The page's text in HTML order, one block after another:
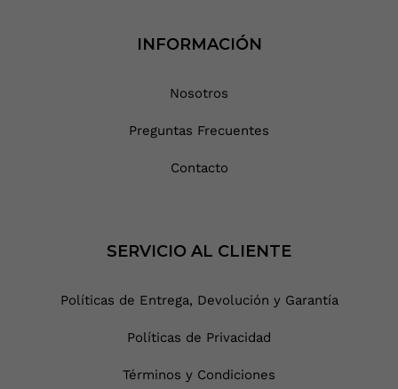
INFORMACIÓN
Nosotros
Preguntas Frecuentes
Contacto
SERVICIO AL CLIENTE
Políticas de Entrega, Devolución y Garantía
Políticas de Privacidad
Términos y Condiciones